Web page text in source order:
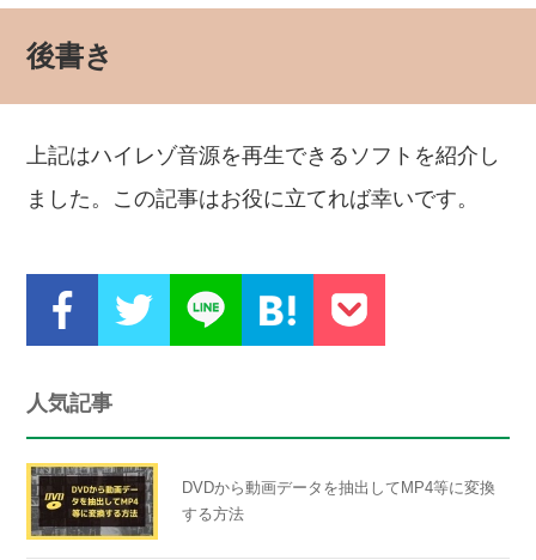
後書き
上記はハイレゾ音源を再生できるソフトを紹介し
ました。この記事はお役に立てれば幸いです。
人気記事
DVDから動画データを抽出してMP4等に変換
する方法